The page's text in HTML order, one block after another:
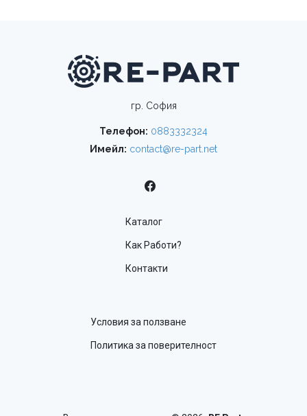
гр. София
Телефон: 0883332324
Имейл: contact@re-part.net
Каталог
Как Работи?
Контакти
Условия за ползване
Политика за поверителност